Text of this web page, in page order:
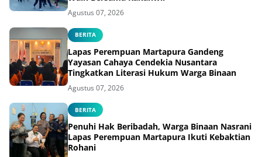
Agustus 07, 2026
BERITA
Lapas Perempuan Martapura Gandeng
Yayasan Cahaya Cendekia Nusantara
Tingkatkan Literasi Hukum Warga Binaan
Agustus 07, 2026
BERITA
Penuhi Hak Beribadah, Warga Binaan Nasrani
Lapas Perempuan Martapura Ikuti Kebaktian
Rohani